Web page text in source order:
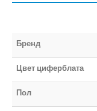
Бренд
Цвет циферблата
Пол